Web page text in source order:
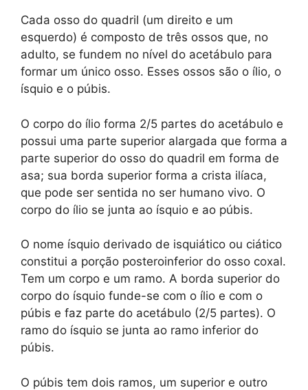
Cada osso do quadril (um direito e um
esquerdo) é composto de três ossos que, no
adulto, se fundem no nível do acetábulo para
formar um único osso. Esses ossos são o ílio, o
ísquio e o púbis.
O corpo do ílio forma 2/5 partes do acetábulo e
possui uma parte superior alargada que forma a
parte superior do osso do quadril em forma de
asa; sua borda superior forma a crista ilíaca,
que pode ser sentida no ser humano vivo. O
corpo do ílio se junta ao ísquio e ao púbis.
O nome ísquio derivado de isquiático ou ciático
constitui a porção posteroinferior do osso coxal.
Tem um corpo e um ramo. A borda superior do
corpo do ísquio funde-se com o ílio e com o
púbis e faz parte do acetábulo (2/5 partes). O
ramo do ísquio se junta ao ramo inferior do
púbis.
O púbis tem dois ramos, um superior e outro